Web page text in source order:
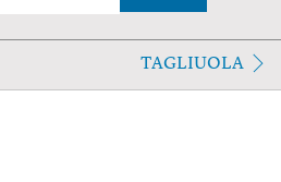
TAGLIUOLA